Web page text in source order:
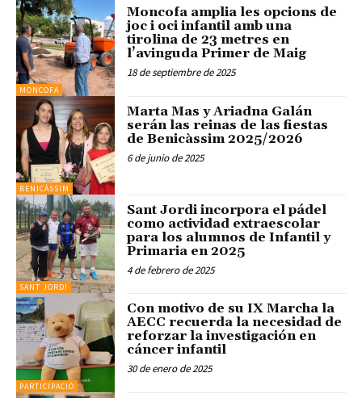
MONCOFA
Moncofa amplia les opcions de
joc i oci infantil amb una
tirolina de 23 metres en
l’avinguda Primer de Maig
18 de septiembre de 2025
BENICÀSSIM
Marta Mas y Ariadna Galán
serán las reinas de las fiestas
de Benicàssim 2025/2026
6 de junio de 2025
SANT JORDI
Sant Jordi incorpora el pádel
como actividad extraescolar
para los alumnos de Infantil y
Primaria en 2025
4 de febrero de 2025
PARTICIPACIÓ
Con motivo de su IX Marcha la
AECC recuerda la necesidad de
reforzar la investigación en
cáncer infantil
30 de enero de 2025